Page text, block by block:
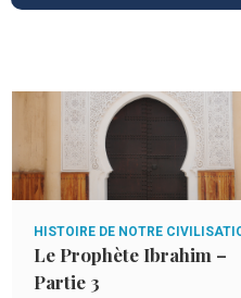
HISTOIRE DE NOTRE
Le Prophète Ibrahim –
Partie 3